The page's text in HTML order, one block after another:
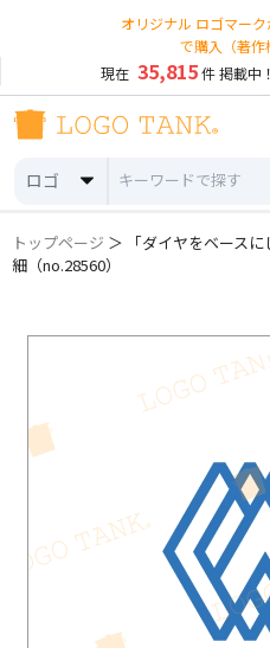
オリジナル ロゴマーク
で購入（著作
現在 35,815件 掲載中！
ロゴ
トップページ ＞ 「ダイヤをベース
細（no.28560）